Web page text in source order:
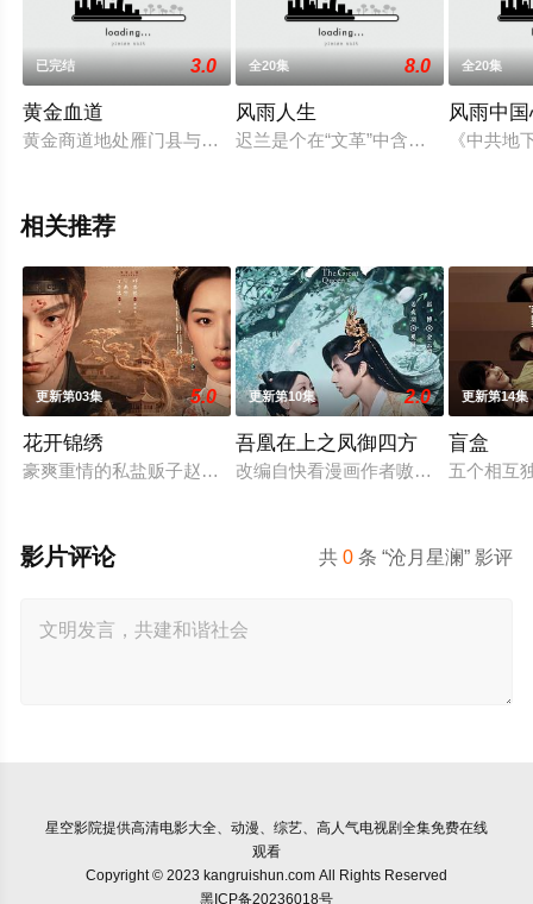
已完结 3.0
黄金血道
黄金商道地处雁门县与蒙古交界地带，是往来商家必经之地，
全20集 8.0
风雨人生
迟兰是个在“文革”中含冤入狱的大学
全20集
风雨中
《中共
相关推荐
更新第03集 5.0
花开锦绣
豪爽重情的私盐贩子赵凌虽出身草莽，却心怀壮志，他结识了
更新第10集 2.0
吾凰在上之凤御四方
改编自快看漫画作者嗷小泽的独家连
更新第14集
盲盒
五个相互
共0 条 “沧月星澜” 影评
影片评论
星空影院提供高清电影大全、动漫、综艺、高人气电视剧全集免费在线
观看
Copyright © 2023 kangruishun.com All Rights Reserved
黑ICP备20236018号